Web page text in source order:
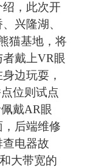
绍，此次开
兴隆湖、
猫基地，将
戴上VR眼
边玩耍，
位则试点
戴AR眼
后端维修
电器故
大带宽的